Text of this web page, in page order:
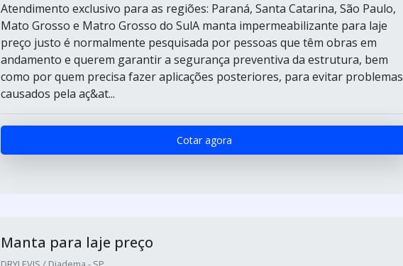
Atendimento exclusivo para as regiões: Paraná, Santa Catarina, São Paulo,
Mato Grosso e Matro Grosso do SulA manta impermeabilizante para laje
preço justo é normalmente pesquisada por pessoas que têm obras em
andamento e querem garantir a segurança preventiva da estrutura, bem
como por quem precisa fazer aplicações posteriores, para evitar problemas
causados pela aç&at...
Cotar agora
Manta para laje preço